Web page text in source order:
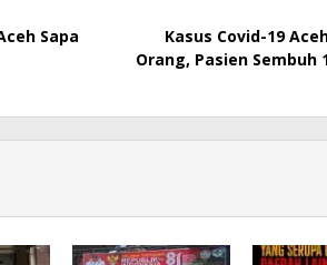
Sapa
Kasus Covid-19
Orang, Pasien Sembuh